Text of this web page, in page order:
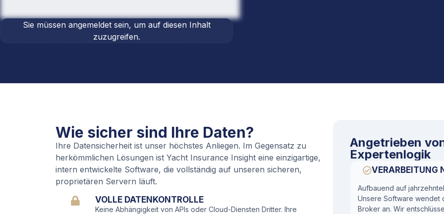
Sie müssen angemeldet sein, um auf diesen Inhalt
zuzugreifen.
Wie sicher sind Ihre Daten?
Ihre Datensicherheit ist unser höchstes Anliegen. Im Gegensatz zu
herkömmlichen Lösungen ist Yacht Insurance Insight eine einzigartige,
intern entwickelte Software, die vollständig auf unseren sicheren,
proprietären Servern läuft.
VOLLE DATENKONTROLLE
Keine Abhängigkeit von APIs oder Cloud-Diensten Dritter. Ihre
Angetrieben
Expertenlogik
VERARBEITUNG
Aufbauend auf
Unsere Software wendet
Broker an. Wir